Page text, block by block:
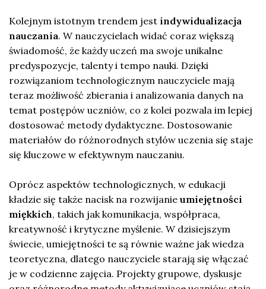
Kolejnym istotnym trendem jest indywidualizacja
nauczania. W nauczycielach widać coraz większą
świadomość, że każdy uczeń ma swoje unikalne
predyspozycje, talenty i tempo nauki. Dzięki
rozwiązaniom technologicznym nauczyciele mają
teraz możliwość zbierania i analizowania danych na
temat postępów uczniów, co z kolei pozwala im lepiej
dostosować metody dydaktyczne. Dostosowanie
materiałów do różnorodnych stylów uczenia się staje
się kluczowe w efektywnym nauczaniu.
Oprócz aspektów technologicznych, w edukacji
kładzie się także nacisk na rozwijanie umiejętności
miękkich, takich jak komunikacja, współpraca,
kreatywność i krytyczne myślenie. W dzisiejszym
świecie, umiejętności te są równie ważne jak wiedza
teoretyczna, dlatego nauczyciele starają się włączać
je w codzienne zajęcia. Projekty grupowe, dyskusje